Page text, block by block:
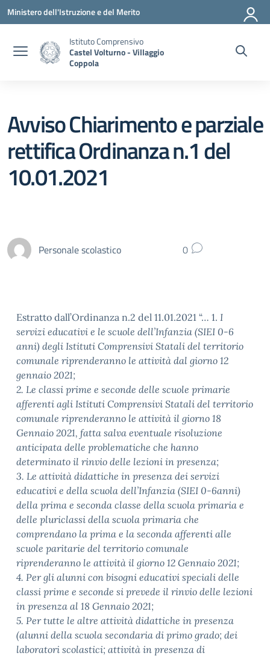
Vai ai contenuti
Vai al menu di navigazione
Vai al footer
Ministero dell'Istruzione e del Merito
Istituto Comprensivo
Castel Volturno - Villaggio
Coppola
Avviso Chiarimento e parziale
rettifica Ordinanza n.1 del
10.01.2021
Personale scolastico 0
Estratto dall’Ordinanza n.2 del 11.01.2021 “… 1. I
servizi educativi e le scuole dell’Infanzia (SIEI 0-6
anni) degli Istituti Comprensivi Statali del territorio
comunale riprenderanno le attività dal giorno 12
gennaio 2021;
2. Le classi prime e seconde delle scuole primarie
afferenti agli Istituti Comprensivi Statali del territorio
comunale riprenderanno le attività il giorno 18
Gennaio 2021, fatta salva eventuale risoluzione
anticipata delle problematiche che hanno
determinato il rinvio delle lezioni in presenza;
3. Le attività didattiche in presenza dei servizi
educativi e della scuola dell’Infanzia (SIEI 0-6anni)
della prima e seconda classe della scuola primaria e
delle pluriclassi della scuola primaria che
comprendano la prima e la seconda afferenti alle
scuole paritarie del territorio comunale
riprenderanno le attività il giorno 12 Gennaio 2021;
4. Per gli alunni con bisogni educativi speciali delle
classi prime e seconde si prevede il rinvio delle lezioni
in presenza al 18 Gennaio 2021;
5. Per tutte le altre attività didattiche in presenza
(alunni della scuola secondaria di primo grado; dei
laboratori scolastici; attività in presenza di